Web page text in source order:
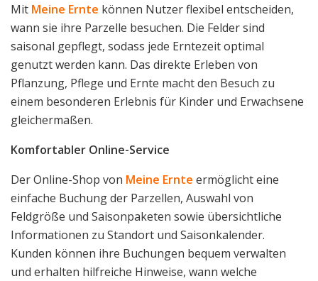
Mit Meine Ernte können Nutzer flexibel entscheiden,
wann sie ihre Parzelle besuchen. Die Felder sind
saisonal gepflegt, sodass jede Erntezeit optimal
genutzt werden kann. Das direkte Erleben von
Pflanzung, Pflege und Ernte macht den Besuch zu
einem besonderen Erlebnis für Kinder und Erwachsene
gleichermaßen.
Komfortabler Online-Service
Der Online-Shop von Meine Ernte ermöglicht eine
einfache Buchung der Parzellen, Auswahl von
Feldgröße und Saisonpaketen sowie übersichtliche
Informationen zu Standort und Saisonkalender.
Kunden können ihre Buchungen bequem verwalten
und erhalten hilfreiche Hinweise, wann welche